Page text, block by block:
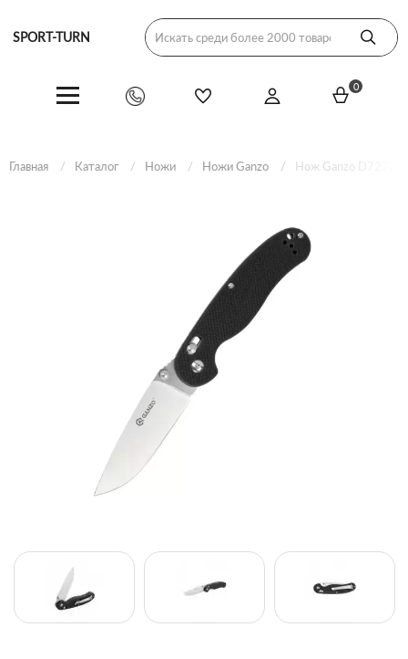
SPORT-TURN
0
Главная Каталог Ножи Ножи Ganzo Нож Ganzo D727M-